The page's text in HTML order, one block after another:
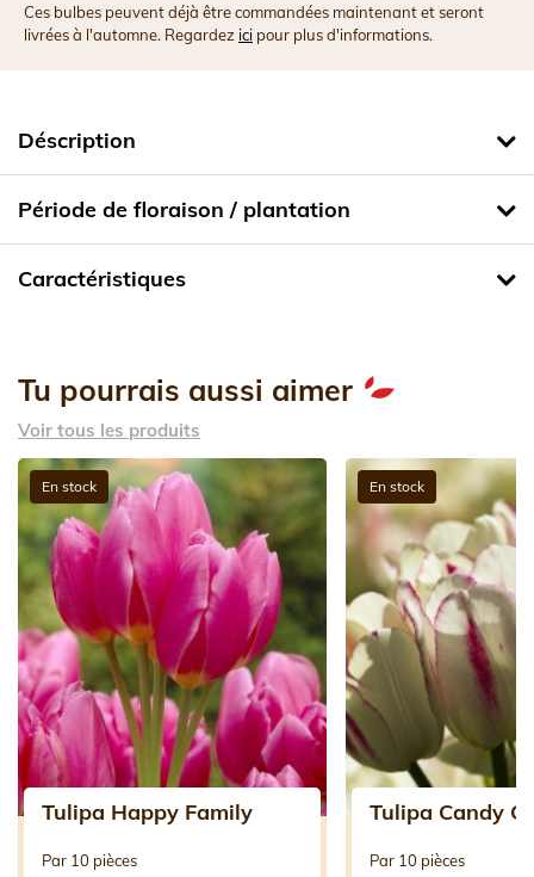
Ces bulbes peuvent déjà être commandées maintenant et seront
livrées à l'automne. Regardez ici pour plus d'informations.
Déscription
Période de floraison / plantation
Caractéristiques
Tu pourrais aussi aimer
Voir tous les produits
En stock
Tulipa Happy Family
Par 10 pièces
En stock
Tulipa Candy
Par 10 pièces